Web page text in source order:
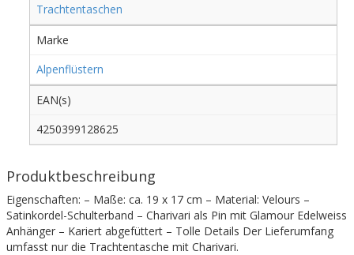
Trachtentaschen
Marke
Alpenflüstern
EAN(s)
4250399128625
Produktbeschreibung
Eigenschaften: – Maße: ca. 19 x 17 cm – Material: Velours –
Satinkordel-Schulterband – Charivari als Pin mit Glamour Edelweiss
Anhänger – Kariert abgefüttert – Tolle Details Der Lieferumfang
umfasst nur die Trachtentasche mit Charivari.